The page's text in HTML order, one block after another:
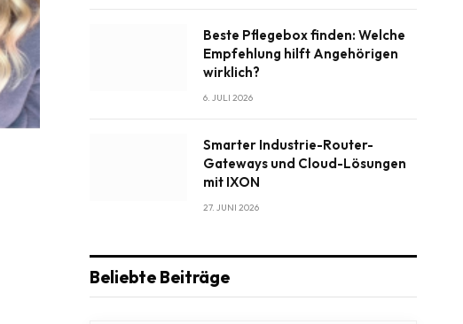
Beste Pflegebox finden: Welche
Empfehlung hilft Angehörigen
wirklich?
6. JULI 2026
Smarter Industrie-Router-
Gateways und Cloud-Lösungen
mit IXON
27. JUNI 2026
Beliebte Beiträge